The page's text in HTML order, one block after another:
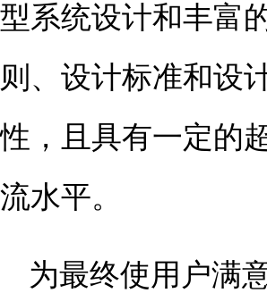
型系统设计和丰富
则、设计标准和设
性，且具有一定的
流水平。
为最终使用户满